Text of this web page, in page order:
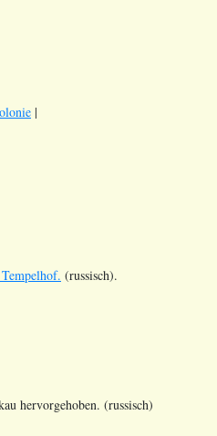
|
(russisch).
hervorgehoben. (russisch)